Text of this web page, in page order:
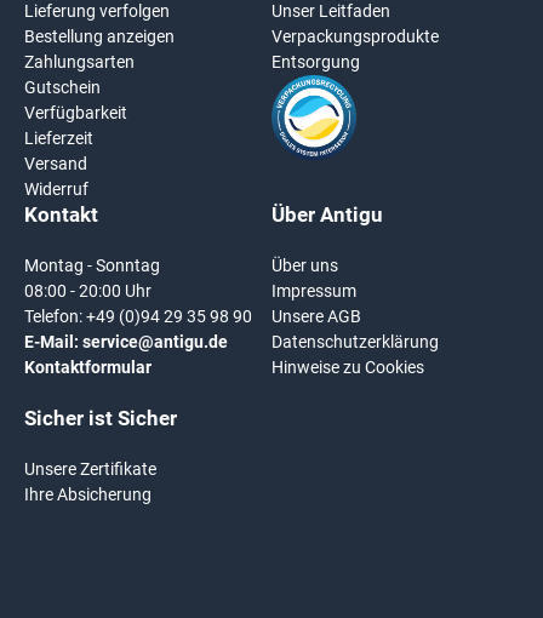
Lieferung verfolgen
Bestellung anzeigen
Zahlungsarten
Gutschein
Verfügbarkeit
Lieferzeit
Versand
Widerruf
Unser Leitfaden
Verpackungsprodukte
Entsorgung
Kontakt
Montag - Sonntag
08:00 - 20:00 Uhr
Telefon:+49 (0)94 29 35 98 90
E-Mail: service@antigu.de
Kontaktformular
Sicher ist Sicher
Unsere Zertifikate
Ihre Absicherung
Über Antigu
Über uns
Impressum
Unsere AGB
Datenschutzerklärung
Hinweise zu Cookies